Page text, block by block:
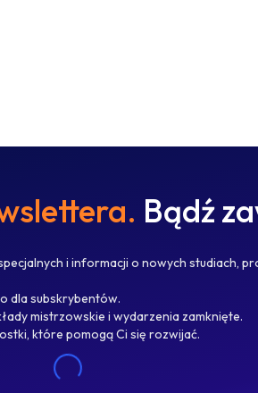
Bądź
i informacji o nowych studiach,
dla subskrybentów.
mistrzowskie i wydarzenia zamknięte.
które pomogą Ci się rozwijać.